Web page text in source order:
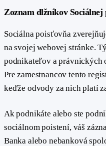
Zoznam dlžníkov Sociálnej
Sociálna poisťovňa
na svojej webovej stránke.
podnikateľov a právnických
Pre zamestnancov tento
keďže odvody za nich platí
Ak podnikáte alebo ste
sociálnom poistení, váš
Banka alebo nebanková